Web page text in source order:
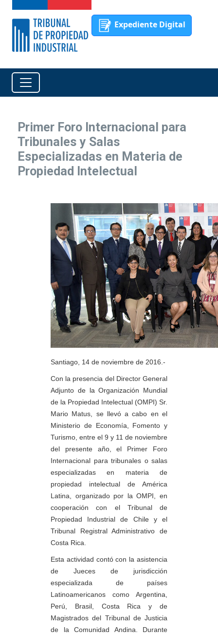
Expediente Digital
Primer Foro Internacional para
Tribunales y Salas
Especializadas en Materia de
Propiedad Intelectual
Santiago, 14 de noviembre de 2016.-
Con la presencia del Director General
Adjunto de la Organización Mundial
de la Propiedad Intelectual (OMPI) Sr.
Mario Matus, se llevó a cabo en el
Ministerio de Economía, Fomento y
Turismo, entre el 9 y 11 de noviembre
del presente año, el Primer Foro
Internacional para tribunales o salas
especializadas en materia de
propiedad intelectual de América
Latina, organizado por la OMPI, en
cooperación con el Tribunal de
Propiedad Industrial de Chile y el
Tribunal Registral Administrativo de
Costa Rica.
Esta actividad contó con la asistencia
de Jueces de jurisdicción
especializada de países
Latinoamericanos como Argentina,
Perú, Brasil, Costa Rica y de
Magistrados del Tribunal de Justicia
de la Comunidad Andina. Durante